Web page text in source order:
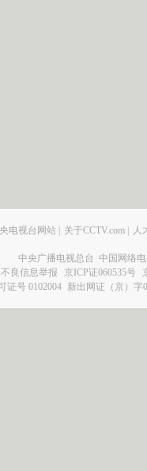
电视台网站 关于CCTV.com 人
中央广播电视总台 中国网络
良信息举报
京ICP证060535号
证号 0102004 新出网证（京）